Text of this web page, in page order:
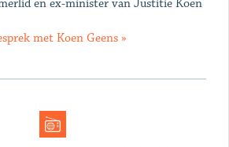
en ex-minister van Justitie Koen
met Koen Geens »